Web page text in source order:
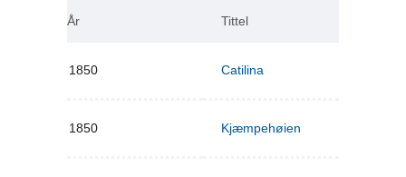
År Tittel
1850 Catilina
1850 Kjæmpehøien